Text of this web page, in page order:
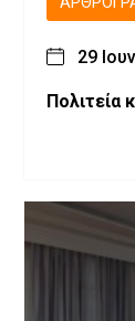
29
Πολιτεία